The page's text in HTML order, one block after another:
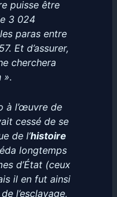
puisse être
3 024
paras entre
Et d’assurer,
cherchera
».
à l’œuvre de
cessé de se
de l’histoire
longtemps
d’État (ceux
il en fut ainsi
l’esclavage,